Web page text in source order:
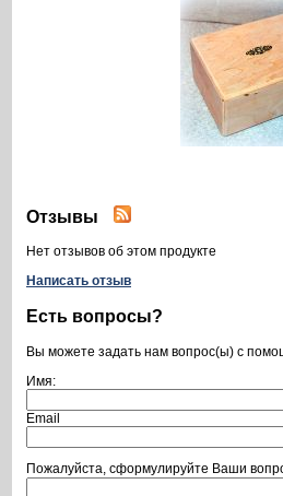
Отзывы
Нет отзывов об этом продукте
Написать отзыв
Есть вопросы?
Вы можете задать нам вопрос(ы) с
Имя:
Email
Пожалуйста, сформулируйте Ваши